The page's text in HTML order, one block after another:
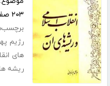
۲۰۳ صفحه
رژیم
های
ریشه